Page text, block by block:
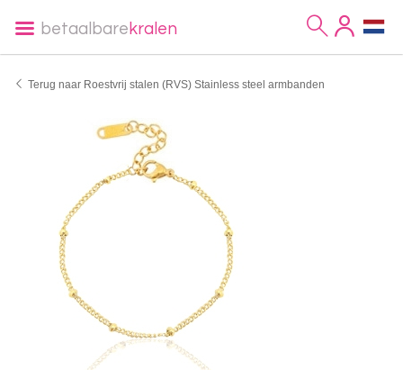
betaalbare kralen
Terug naar Roestvrij stalen (RVS) Stainless steel armbanden